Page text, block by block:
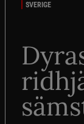
SVERIGE